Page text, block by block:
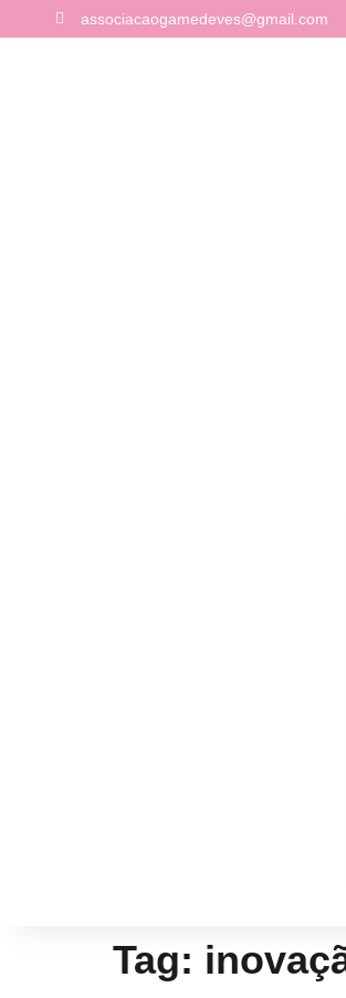
associacaogamedeves@gmail.com
Tag: